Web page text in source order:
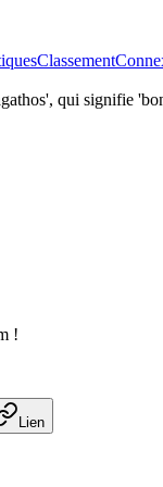
Classement
qui signifie
!
Lien